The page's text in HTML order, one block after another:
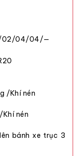
02/04/04/—
/Khí nén
nén
bánh xe trục 3